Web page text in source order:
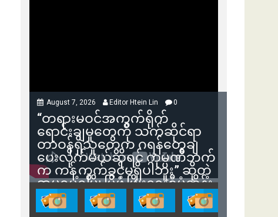
August 7, 2026 Editor Htein Lin 0
“တရားမဝင်အကွက်ရိုက်
ရောင်းချမှုတွေကို သက်ဆိုင်ရာ
တာဝန်ရှိသူတွေက ဂရန်တွေချ
ပေးလိုက်မယ်ဆိုရင် ကုမ္ပဏီဘက်
က ကန့်ကွက်ခွင့်မရှိပါဘူး” ဆိုတဲ့
အမရပူရမြို့ပြဖွံ့ဖြိုးရေးစီမံကိန်း
ဒါရိုက်တာ ဦးဇော်ရဲဝင်းနဲ့ တွေ့ဆုံ
ခြင်း